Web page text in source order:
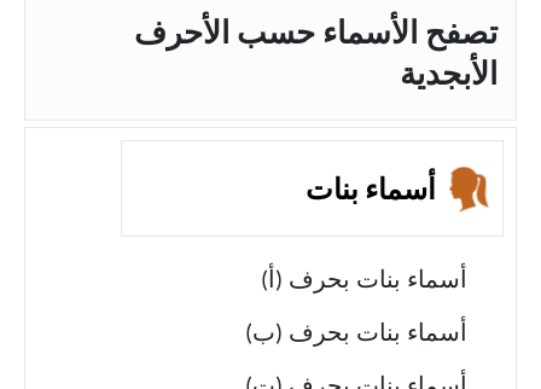
تصفح الأسماء حسب الأحرف
الأبجدية
أسماء بنات
أسماء بنات بحرف (أ)
أسماء بنات بحرف (ب)